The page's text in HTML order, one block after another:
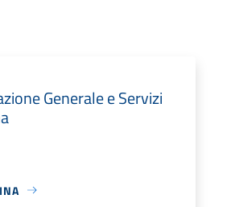
Generale e Servizi